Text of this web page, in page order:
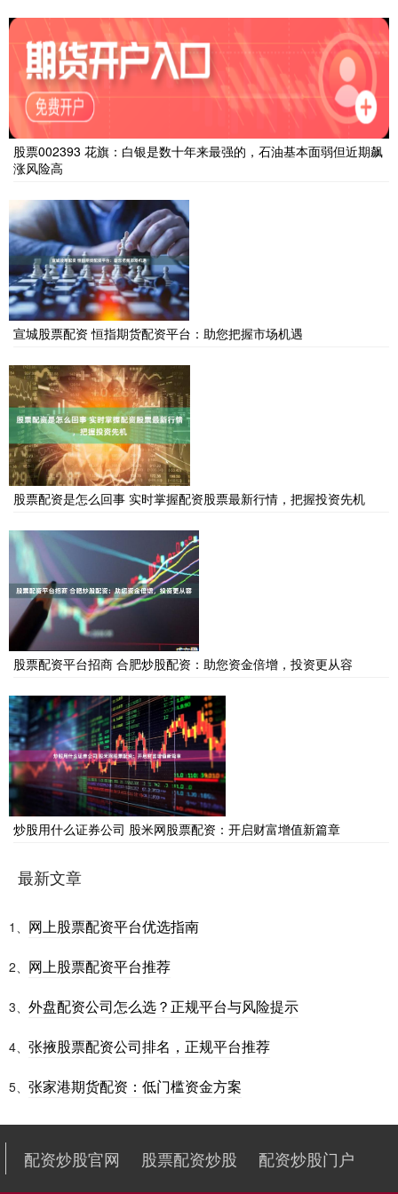
股票002393 花旗：白银是数十年来最强的，石油基本面弱但近期飙
涨风险高
宣城股票配资 恒指期货配资平台：助您把握市场机遇
股票配资是怎么回事 实时掌握配资股票最新行情，把握投资先机
股票配资平台招商 合肥炒股配资：助您资金倍增，投资更从容
炒股用什么证券公司 股米网股票配资：开启财富增值新篇章
最新文章
1、 网上股票配资平台优选指南
2、 网上股票配资平台推荐
3、 外盘配资公司怎么选？正规平台与风险提示
4、 张掖股票配资公司排名，正规平台推荐
5、 张家港期货配资：低门槛资金方案
配资炒股官网 股票配资炒股 配资炒股门户